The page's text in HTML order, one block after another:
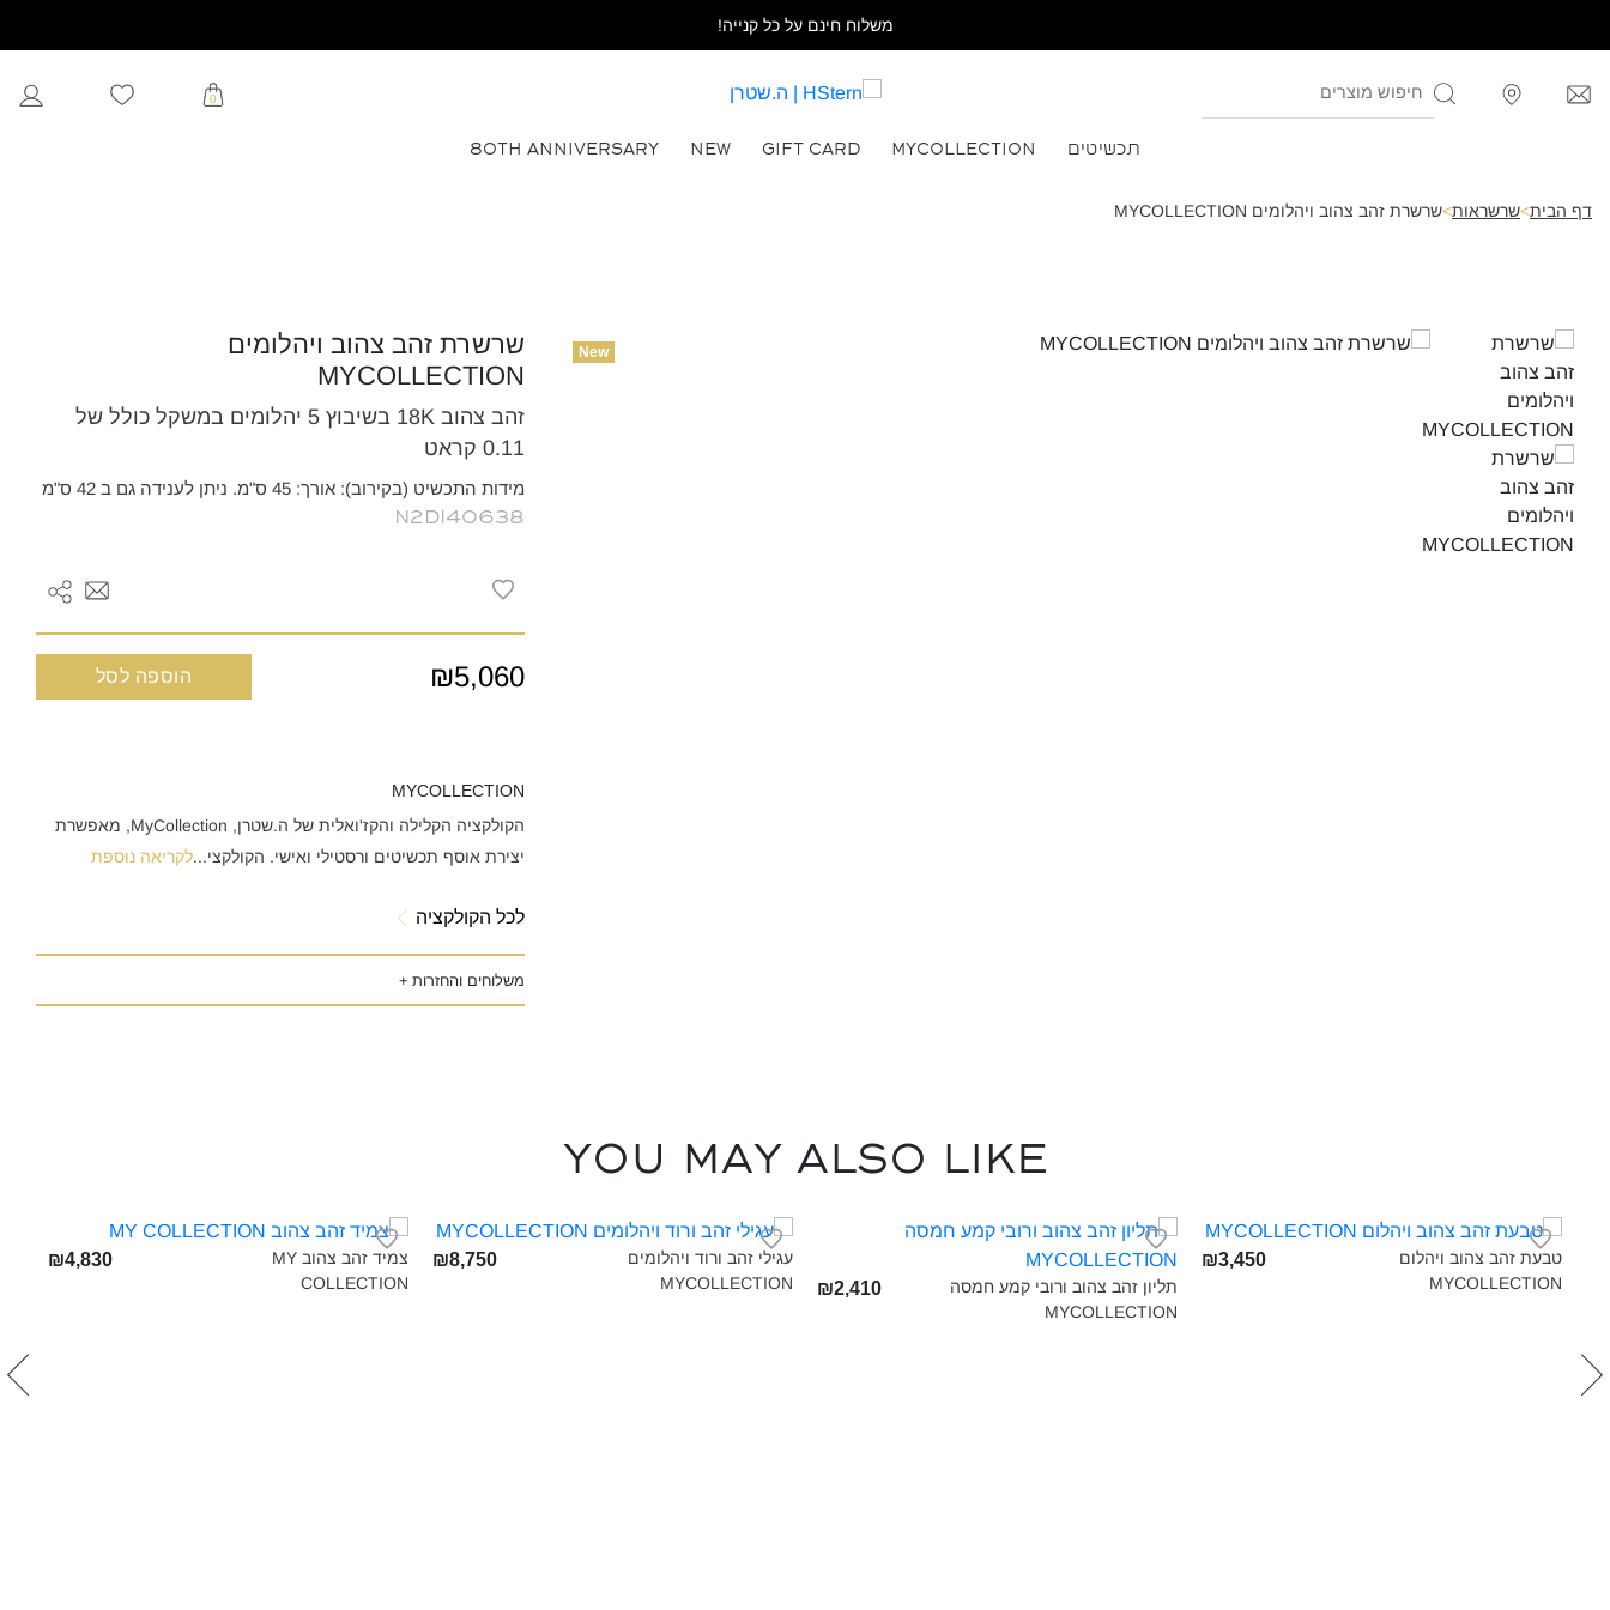
משלוח חינם על כל קנייה!
0
תכשיטים MYCOLLECTION
GIFT CARD
NEW
80TH ANNIVERSARY
דף הבית>שרשראות>שרשרת זהב צהוב ויהלומים MYCOLLECTION
New
שרשרת זהב צהוב ויהלומים
MYCOLLECTION
זהב צהוב 18K בשיבוץ 5 יהלומים במשקל כולל של
0.11 קראט
מידות התכשיט (בקירוב): אורך: 45 ס"מ. ניתן לענידה גם ב 42 ס"מ
N2DI40638
₪5,060 הוספה לסל
MYCOLLECTION
הקולקציה הקלילה והקז'ואלית של ה.שטרן, MyCollection, מאפשרת
יצירת אוסף תכשיטים ורסטילי ואישי. הקולקצי...לקריאה נוספת
לכל הקולקציה
משלוחים והחזרות +
You may also like
טבעת זהב צהוב ויהלום
MYCOLLECTION‎
₪3,450
תליון זהב צהוב ורובי קמע חמסה
MYCOLLECTION‎
₪2,410
עגילי זהב ורוד ויהלומים
MYCOLLECTION‎
₪8,750
צמיד זהב צהוב MY
COLLECTION‎
₪4,830